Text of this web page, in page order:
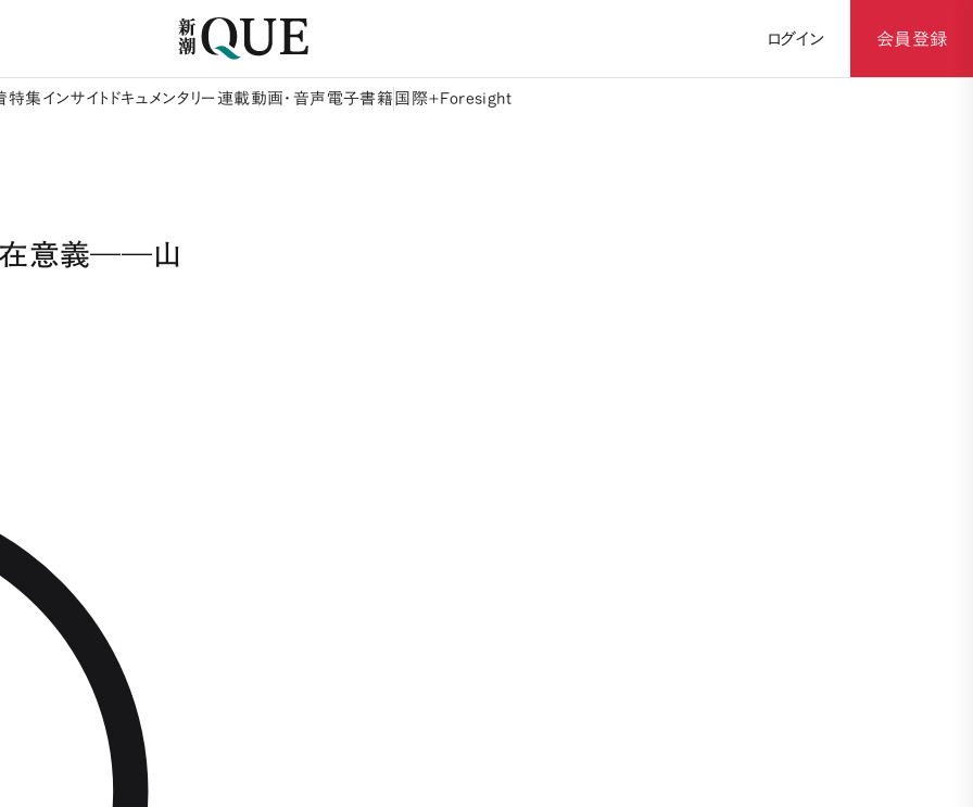
ログイン 会員登録
特集 インサイト ドキュメンタリー 連載動画・音声 電子書籍 国際+Foresight
在意義――山